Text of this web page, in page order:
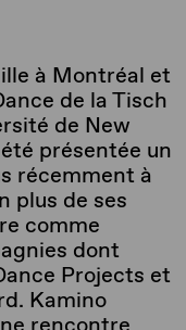
à Montréal et
de la Tisch
de New
présentée un
récemment à
plus de ses
comme
dont
Projects et
Kamino